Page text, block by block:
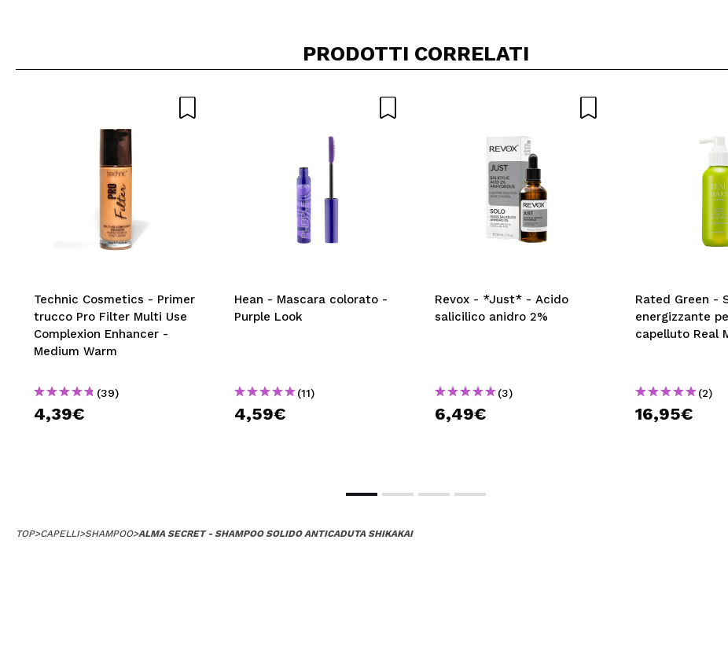
PRODOTTI CORRELATI
Technic Cosmetics - Primer
trucco Pro Filter Multi Use
Complexion Enhancer -
Medium Warm
(39)
4,39€
Hean - Mascara colorato -
Purple Look
(11)
4,59€
Revox - *Just* - Acido
salicilico anidro 2%
(3)
6,49€
Rated Green -
energizzante
capelluto Real
(2)
16,95€
TOP>CAPELLI>SHAMPOO>ALMA SECRET - SHAMPOO SOLIDO ANTICADUTA SHIKAKAI